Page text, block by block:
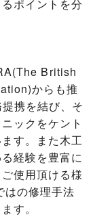
ポイントを分
British
からも推
携を結び、そ
ックをケント
す。また木工
経験を豊富に
使用頂ける様
はの修理手法
す。